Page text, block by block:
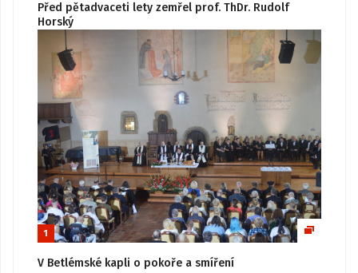
Před pětadvaceti lety zemřel prof. ThDr. Rudolf
Horský
1
V Betlémské kapli o pokoře a smíření